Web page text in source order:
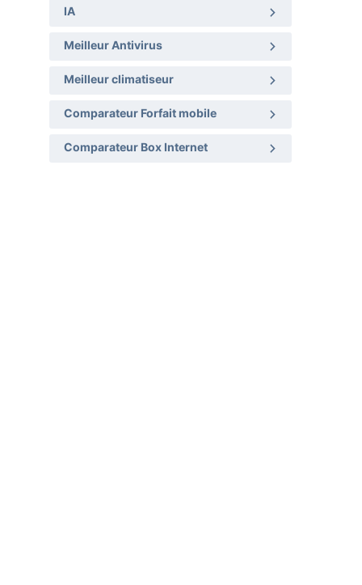
IA
Meilleur Antivirus
Meilleur climatiseur
Comparateur Forfait mobile
Comparateur Box Internet